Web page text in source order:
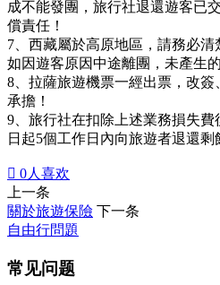
成不能發團，旅行社退還遊客已
償責任！
7、西藏屬於高原地區，請務必清
如因遊客原因中途離團，未產生
8、拉薩旅遊機票一經出票，改
承擔！
9、旅行社在扣除上述業務損失
日起5個工作日內向旅遊者退還剩
 0人喜欢
上一条
關於旅遊保險 下一条
自由行問題
常见问题